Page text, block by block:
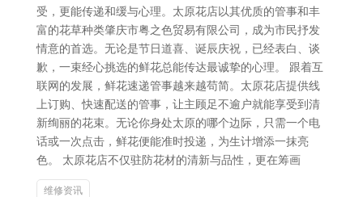
受，更能传递和缓与心理。太原花店以其优质的管事和丰
富的花草种类肇庆市粤之色贸易有限公司，成为市民抒发
情意的首选。无论是节日道喜、诞辰庆祝，已经表白、谈
歉，一束经心挑选的鲜花总能传达最诚挚的心理。 跟着互
联网的发展，鲜花速递管事越来越苟简。太原花店提供线
上订购、快速配送的管事，让主顾足不逾户就能享受到清
新绚丽的花束。无论你身处太原的哪个边际，只需一个电
话或一次点击，鲜花便能准时投递，为生计增添一抹亮
色。 太原花店不仅驻防花材的清新与品性，更在筹画
维修资讯